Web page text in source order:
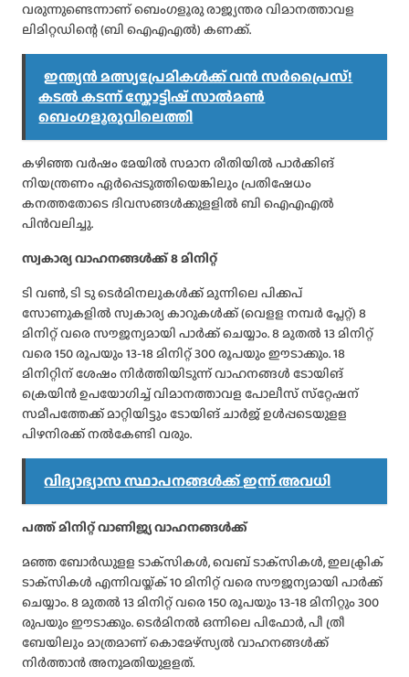
വരുന്നുണ്ടെന്നാണ് ബെംഗളൂരു രാജ്യന്തര വിമാനത്താവള
ലിമിറ്റഡിന്റെ (ബി ഐഎഎല്‍) കണക്ക്.
ഇന്ത്യൻ മത്സ്യപ്രേമികൾക്ക് വൻ സർപ്രൈസ്!
കടൽ കടന്ന് സ്കോട്ടിഷ് സാൽമൺ
ബെംഗളൂരുവിലെത്തി
കഴിഞ്ഞ വര്‍ഷം മേയില്‍ സമാന രീതിയില്‍ പാര്‍ക്കിങ്
നിയന്ത്രണം ഏര്‍പ്പെടുത്തിയെങ്കിലും പ്രതിഷേധം
കനത്തതോടെ ദിവസങ്ങള്‍ക്കുളളില്‍ ബി ഐഎഎല്‍
പിന്‍വലിച്ചു.
സ്വകാര്യ വാഹനങ്ങള്‍ക്ക് 8 മിനിറ്റ്
ടി വണ്‍, ടി ടു ടെര്‍മിനലുകള്‍ക്ക് മുന്നിലെ പിക്കപ്
സോണുകളില്‍ സ്വകാര്യ കാറുകള്‍ക്ക് (വെളള നമ്പര്‍ പ്ലേറ്റ്) 8
മിനിറ്റ് വരെ സൗജന്യമായി പാര്‍ക്ക് ചെയ്യാം. 8 മുതല്‍ 13 മിനിറ്റ്
വരെ 150 രൂപയും 13-18 മിനിറ്റ് 300 രൂപയും ഈടാക്കും. 18
മിനിറ്റിന് ശേഷം നിര്‍ത്തിയിടുന്ന് വാഹനങ്ങള്‍ ടോയിങ്
ക്രെയിന്‍ ഉപയോഗിച്ച് വിമാനത്താവള പോലീസ് സ്‌റ്റേഷന്
സമീപത്തേക്ക് മാറ്റിയിട്ടും ടോയിങ് ചാര്‍ജ് ഉള്‍പ്പടെയുളള
പിഴനിരക്ക് നല്‍കേണ്ടി വരും.
വിദ്യാഭ്യാസ സ്ഥാപനങ്ങൾക്ക് ഇന്ന് അവധി
പത്ത് മിനിറ്റ് വാണിജ്യ വാഹനങ്ങള്‍ക്ക്
മഞ്ഞ ബോര്‍ഡുളള ടാക്‌സികള്‍, വെബ് ടാക്‌സികള്‍, ഇലക്ട്രിക്
ടാക്‌സികള്‍ എന്നിവയ്ക്ക് 10 മിനിറ്റ് വരെ സൗജന്യമായി പാര്‍ക്ക്
ചെയ്യാം. 8 മുതല്‍ 13 മിനിറ്റ് വരെ 150 രൂപയും 13-18 മിനിറ്റും 300
രുപയും ഈടാക്കും. ടെര്‍മിനല്‍ ഒന്നിലെ പിഫോര്‍, പീ ത്രീ
ബേയിലും മാത്രമാണ് കൊമേഴ്‌സ്യല്‍ വാഹനങ്ങള്‍ക്ക്
നിര്‍ത്താന്‍ അനുമതിയുളളത്.